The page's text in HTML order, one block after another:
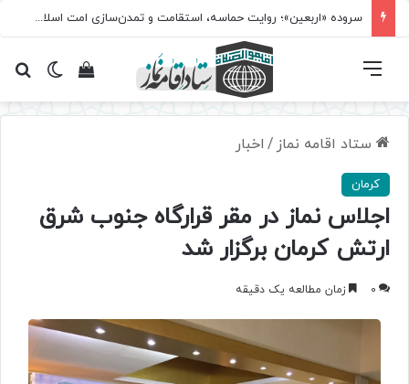
سروده‌ «اربعین»؛ روایت حماسه، استقامت و تمدن‌سازی امت اسلامی
تغییرمشاهده فهرست
ستاد اقامه نماز / اخبار
کرمان
اجلاس نماز در مقر قرارگاه جنوب شرق
ارتش کرمان برگزار شد
0 زمان مطالعه یک دقیقه